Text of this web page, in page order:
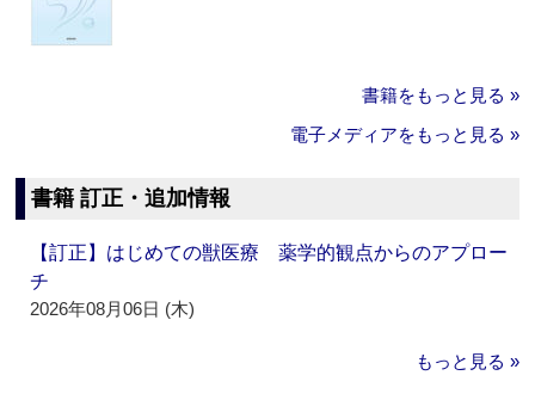
書籍をもっと見る »
電子メディアをもっと見る »
書籍 訂正・追加情報
【訂正】はじめての獣医療 薬学的観点からのアプロー
チ
2026年08月06日 (木)
もっと見る »